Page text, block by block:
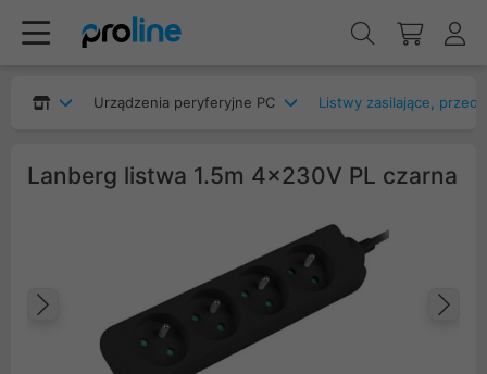
Urządzenia peryferyjne PC Listwy zasilające,
Lanberg listwa 1.5m 4x230V PL czarna
Poprzedni